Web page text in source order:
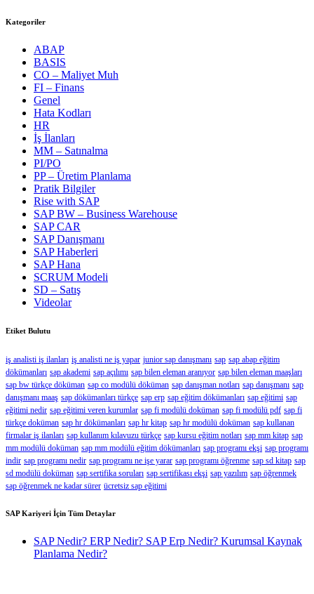
Kategoriler
ABAP
BASIS
CO – Maliyet Muh
FI – Finans
Genel
Hata Kodları
HR
İş İlanları
MM – Satınalma
PI/PO
PP – Üretim Planlama
Pratik Bilgiler
Rise with SAP
SAP BW – Business Warehouse
SAP CAR
SAP Danışmanı
SAP Haberleri
SAP Hana
SCRUM Modeli
SD – Satış
Videolar
Etiket Bulutu
iş analisti iş ilanları iş analisti ne iş yapar junior sap danışmanı sap sap abap eğitim
dökümanları sap akademi sap açılımı sap bilen eleman aranıyor sap bilen eleman maaşları
sap bw türkçe döküman sap co modülü döküman sap danışman notları sap danışmanı sap
danışmanı maaş sap dökümanları türkçe sap erp sap eğitim dökümanları sap eğitimi sap
eğitimi nedir sap eğitimi veren kurumlar sap fi modülü doküman sap fi modülü pdf sap fi
türkçe doküman sap hr dökümanları sap hr kitap sap hr modülü doküman sap kullanan
firmalar iş ilanları sap kullanım kılavuzu türkçe sap kursu eğitim notları sap mm kitap sap
mm modülü doküman sap mm modülü eğitim dökümanları sap programı ekşi sap programı
indir sap programı nedir sap programı ne işe yarar sap programı öğrenme sap sd kitap sap
sd modülü doküman sap sertifika soruları sap sertifikası ekşi sap yazılım sap öğrenmek
sap öğrenmek ne kadar sürer ücretsiz sap eğitimi
SAP Kariyeri İçin Tüm Detaylar
SAP Nedir? ERP Nedir? SAP Erp Nedir? Kurumsal Kaynak
Planlama Nedir?